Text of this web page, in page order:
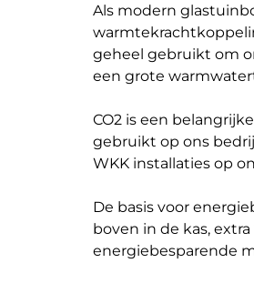
Als modern
geheel gebruikt om
een grote
CO2 is een
gebruikt op ons
WKK installaties op
De basis voor
boven in de kas,
energiebesparende